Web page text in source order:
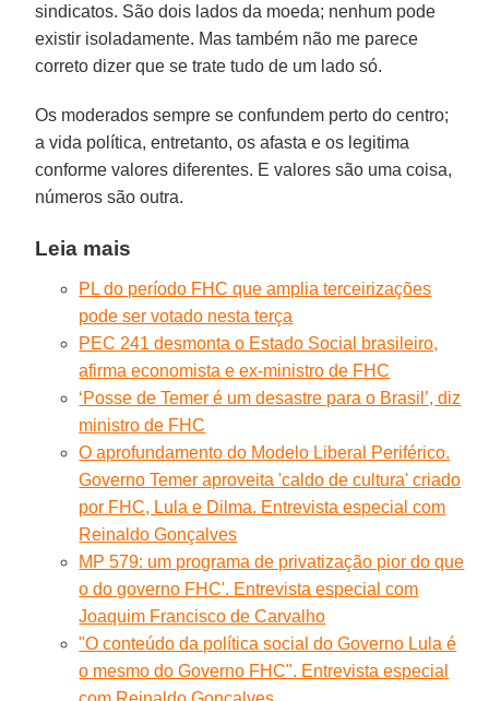
sindicatos. São dois lados da moeda; nenhum pode
existir isoladamente. Mas também não me parece
correto dizer que se trate tudo de um lado só.
Os moderados sempre se confundem perto do centro;
a vida política, entretanto, os afasta e os legitima
conforme valores diferentes. E valores são uma coisa,
números são outra.
Leia mais
PL do período FHC que amplia terceirizações
pode ser votado nesta terça
PEC 241 desmonta o Estado Social brasileiro,
afirma economista e ex-ministro de FHC
‘Posse de Temer é um desastre para o Brasil’, diz
ministro de FHC
O aprofundamento do Modelo Liberal Periférico.
Governo Temer aproveita 'caldo de cultura' criado
por FHC, Lula e Dilma. Entrevista especial com
Reinaldo Gonçalves
MP 579: um programa de privatização pior do que
o do governo FHC'. Entrevista especial com
Joaquim Francisco de Carvalho
"O conteúdo da política social do Governo Lula é
o mesmo do Governo FHC". Entrevista especial